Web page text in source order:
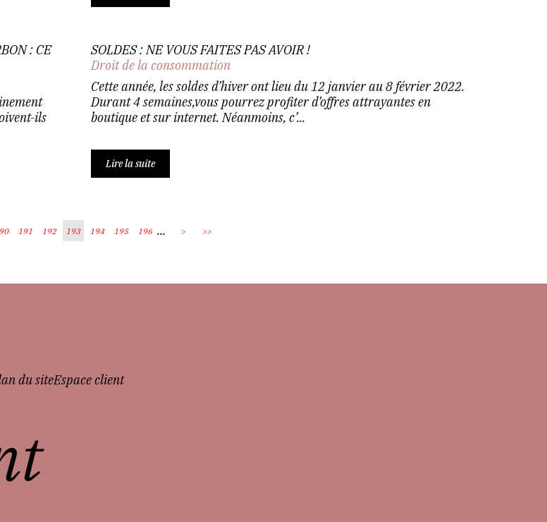
: CE
ils
SOLDES : NE VOUS FAITES PAS AVOIR !
Droit de la consommation
Cette année, les soldes d’hiver ont lieu du 12 janvier au 8 février 2022.
Durant 4 semaines,vous pourrez profiter d’offres attrayantes en
boutique et sur internet. Néanmoins, c’...
Lire la suite
191 192 193 194 195 196 ... > >>
du siteEspace client